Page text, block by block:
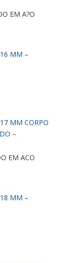
EM A?O
EM ACO